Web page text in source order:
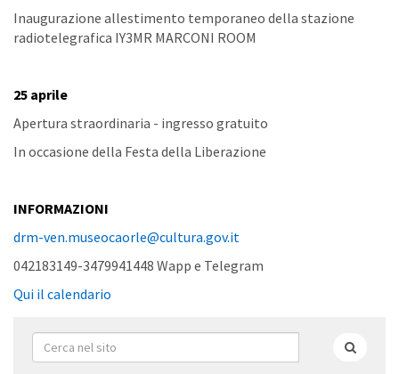
Inaugurazione allestimento temporaneo della stazione
radiotelegrafica IY3MR MARCONI ROOM
25 aprile
Apertura straordinaria - ingresso gratuito
In occasione della Festa della Liberazione
INFORMAZIONI
drm-ven.museocaorle@cultura.gov.it
042183149-3479941448 Wapp e Telegram
Qui il calendario
Form
di